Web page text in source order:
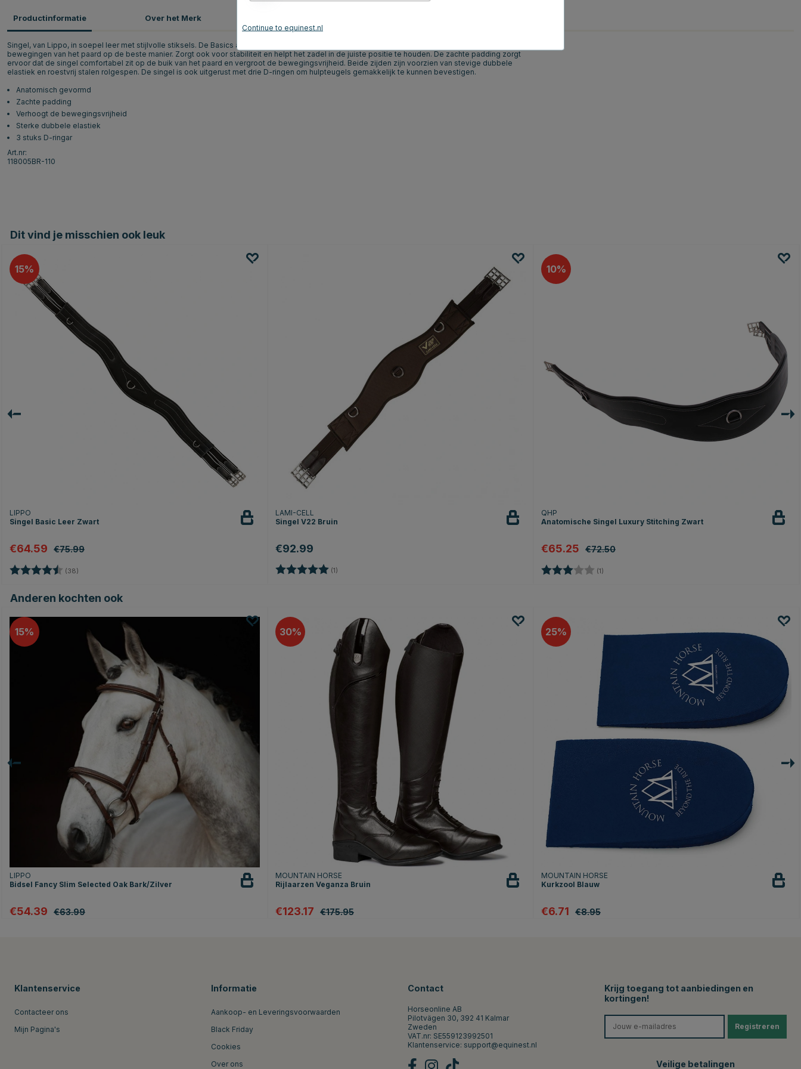
Productinformatie
Singel, van Lippo, in soepel leer met stijlvolle stiksels. De Basics anatomische vorm van de singel biedt een optimale pasvorm en volgt de
bewegingen van het paard op de beste manier. Zorgt ook voor stabiliteit en helpt het zadel in de juiste positie te houden. De zachte padding zorgt
ervoor dat de singel comfortabel zit op de buik van het paard en vergroot de bewegingsvrijheid. Beide zijden zijn voorzien van stevige dubbele
elastiek en roestvrij stalen rolgespen. De singel is ook uitgerust met drie D-ringen om hulpteugels gemakkelijk te kunnen bevestigen.
Anatomisch gevormd
Zachte padding
Verhoogt de bewegingsvrijheid
Sterke dubbele elastiek
3 stuks D-ringar
Art.nr:
118005BR-110
Over het Merk
Dit vind je misschien ook leuk
15
LIPPO
Singel Basic Leer Zwart
€64.59 €75.99
Beoordeling: (38)
LAMI-CELL
Singel V22 Bruin
€92.99
Beoordeling: (1)
10
QHP
Anatomische Singel Luxury Stitching Zwart
€65.25 €72.50
Beoordeling: (1)
Anderen kochten ook
15
LIPPO
Bidsel Fancy Slim Selected Oak Bark/Zilver
€54.39 €63.99
30
MOUNTAIN HORSE
Rijlaarzen Veganza Bruin
€123.17 €175.95
25
MOUNTAIN HORSE
Kurkzool Blauw
€6.71 €8.95
Klantenservice
Contacteer ons
Mijn Pagina's
Informatie
Aankoop- en Leveringsvoorwaarden
Black Friday
Cookies
Over ons
Contact
Horseonline AB
Pilotvägen 30, 392 41 Kalmar
Zweden
VAT.nr: SE559123992501
Klantenservice: support@equinest.nl
Krijg toegang tot aanbiedingen en
kortingen!
Registreren
Veilige betalingen
Continue to equinest.nl